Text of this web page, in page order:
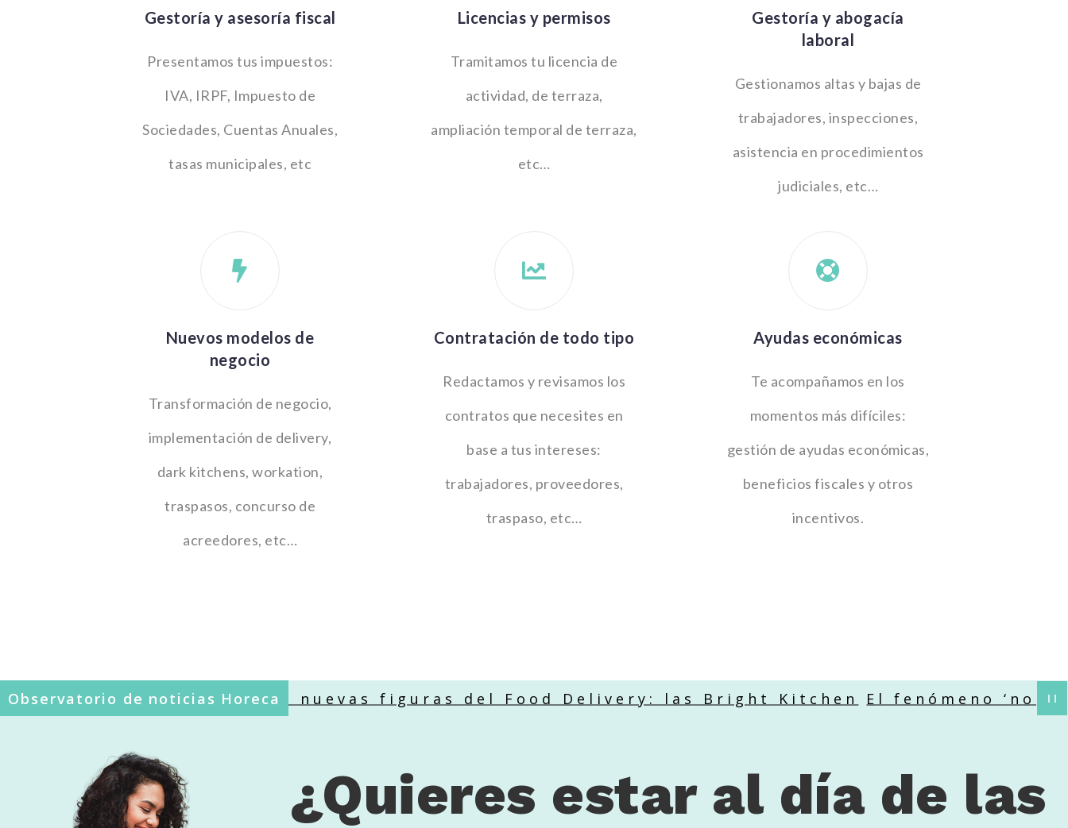
Gestoría y asesoría fiscal
Presentamos tus impuestos:
IVA, IRPF, Impuesto de
Sociedades, Cuentas Anuales,
tasas municipales, etc
Licencias y permisos
Tramitamos tu licencia de
actividad, de terraza,
ampliación temporal de terraza,
etc…
Gestoría y abogacía
laboral
Gestionamos altas y bajas de
trabajadores, inspecciones,
asistencia en procedimientos
judiciales, etc…
Nuevos modelos de
negocio
Transformación de negocio,
implementación de delivery,
dark kitchens, workation,
traspasos, concurso de
acreedores, etc…
Contratación de todo tipo
Redactamos y revisamos los
contratos que necesites en
base a tus intereses:
trabajadores, proveedores,
traspaso, etc…
Ayudas económicas
Te acompañamos en los
momentos más difíciles:
gestión de ayudas económicas,
beneficios fiscales y otros
incentivos.
Observatorio de noticias Horeca
Legal en la Radio Las nuevas figuras del Food Delivery: las Bright Kitchen El fenómeno ‘no show’
¿Quieres estar al día de las